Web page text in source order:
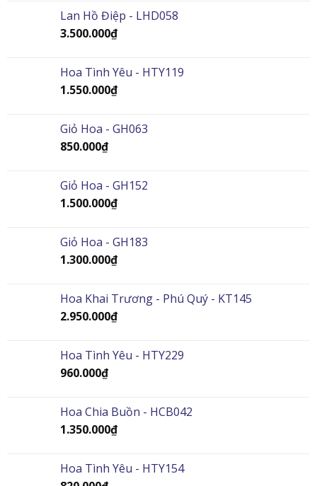
Lan Hồ Điệp - LHD058
3.500.000₫
Hoa Tình Yêu - HTY119
1.550.000₫
Giỏ Hoa - GH063
850.000₫
Giỏ Hoa - GH152
1.500.000₫
Giỏ Hoa - GH183
1.300.000₫
Hoa Khai Trương - Phú Quý - KT145
2.950.000₫
Hoa Tình Yêu - HTY229
960.000₫
Hoa Chia Buồn - HCB042
1.350.000₫
Hoa Tình Yêu - HTY154